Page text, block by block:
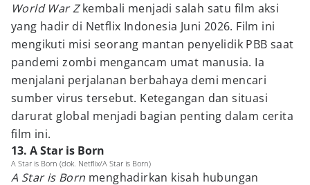
World War Zkembali menjadi salah satu film aksi
yang hadir di Netflix Indonesia Juni 2026. Film ini
mengikuti misi seorang mantan penyelidik PBB saat
pandemi zombi mengancam umat manusia. Ia
menjalani perjalanan berbahaya demi mencari
sumber virus tersebut. Ketegangan dan situasi
darurat global menjadi bagian penting dalam cerita
film ini.
13. A Star is Born
A Star is Born (dok. Netflix/A Star is Born)
A Star is Born menghadirkan kisah hubungan